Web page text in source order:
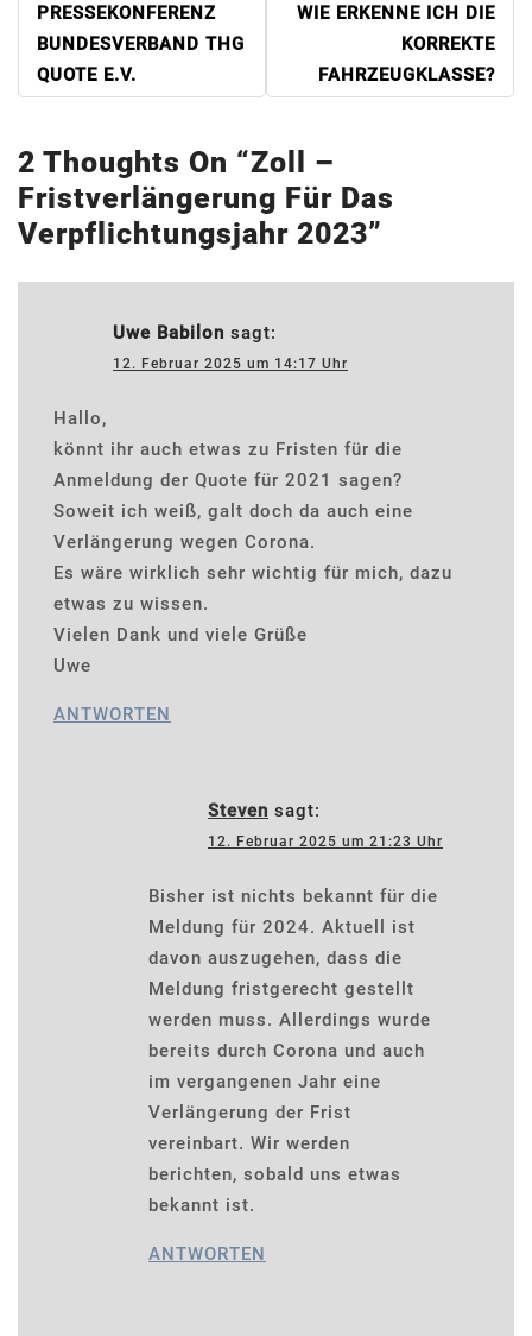
BEITRAGSNAVIGATION
PRESSEKONFERENZ
BUNDESVERBAND THG
QUOTE E.V.
WIE ERKENNE ICH DIE
KORREKTE
FAHRZEUGKLASSE?
2 Thoughts On “Zoll –
Fristverlängerung Für Das
Verpflichtungsjahr 2023”
Uwe Babilon sagt:
12. Februar 2025 um 14:17 Uhr
Hallo,
könnt ihr auch etwas zu Fristen für die
Anmeldung der Quote für 2021 sagen?
Soweit ich weiß, galt doch da auch eine
Verlängerung wegen Corona.
Es wäre wirklich sehr wichtig für mich, dazu
etwas zu wissen.
Vielen Dank und viele Grüße
Uwe
ANTWORTEN
Steven sagt:
12. Februar 2025 um 21:23 Uhr
Bisher ist nichts bekannt für die
Meldung für 2024. Aktuell ist
davon auszugehen, dass die
Meldung fristgerecht gestellt
werden muss. Allerdings wurde
bereits durch Corona und auch
im vergangenen Jahr eine
Verlängerung der Frist
vereinbart. Wir werden
berichten, sobald uns etwas
bekannt ist.
ANTWORTEN